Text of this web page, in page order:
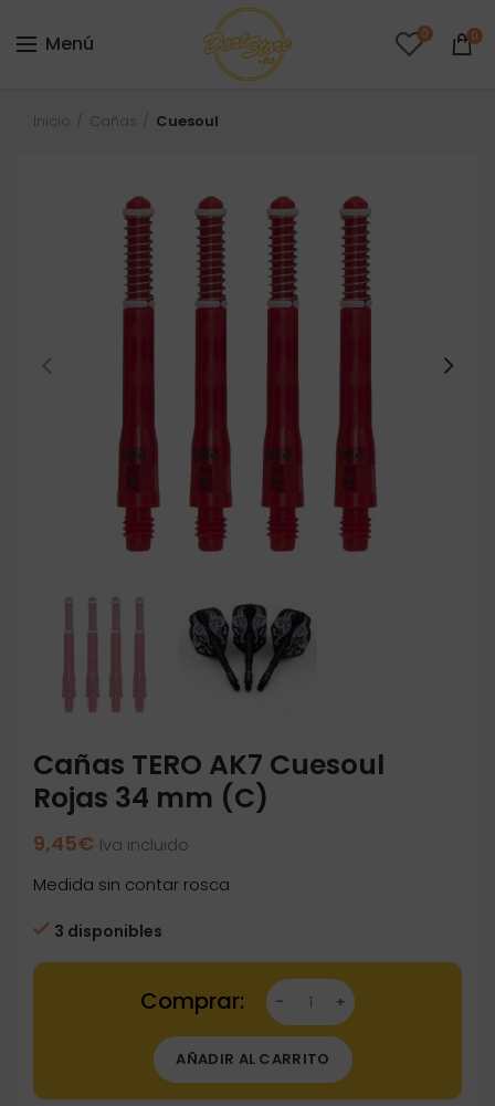
Menú 0 0
Inicio Cañas Cuesoul
Cañas TERO AK7 Cuesoul
Rojas 34 mm (C)
9,45€ Iva incluido
Medida sin contar rosca
3 disponibles
Cañas TERO AK7 Cuesoul Rojas 34 mm (C)
AÑADIR AL CARRITO